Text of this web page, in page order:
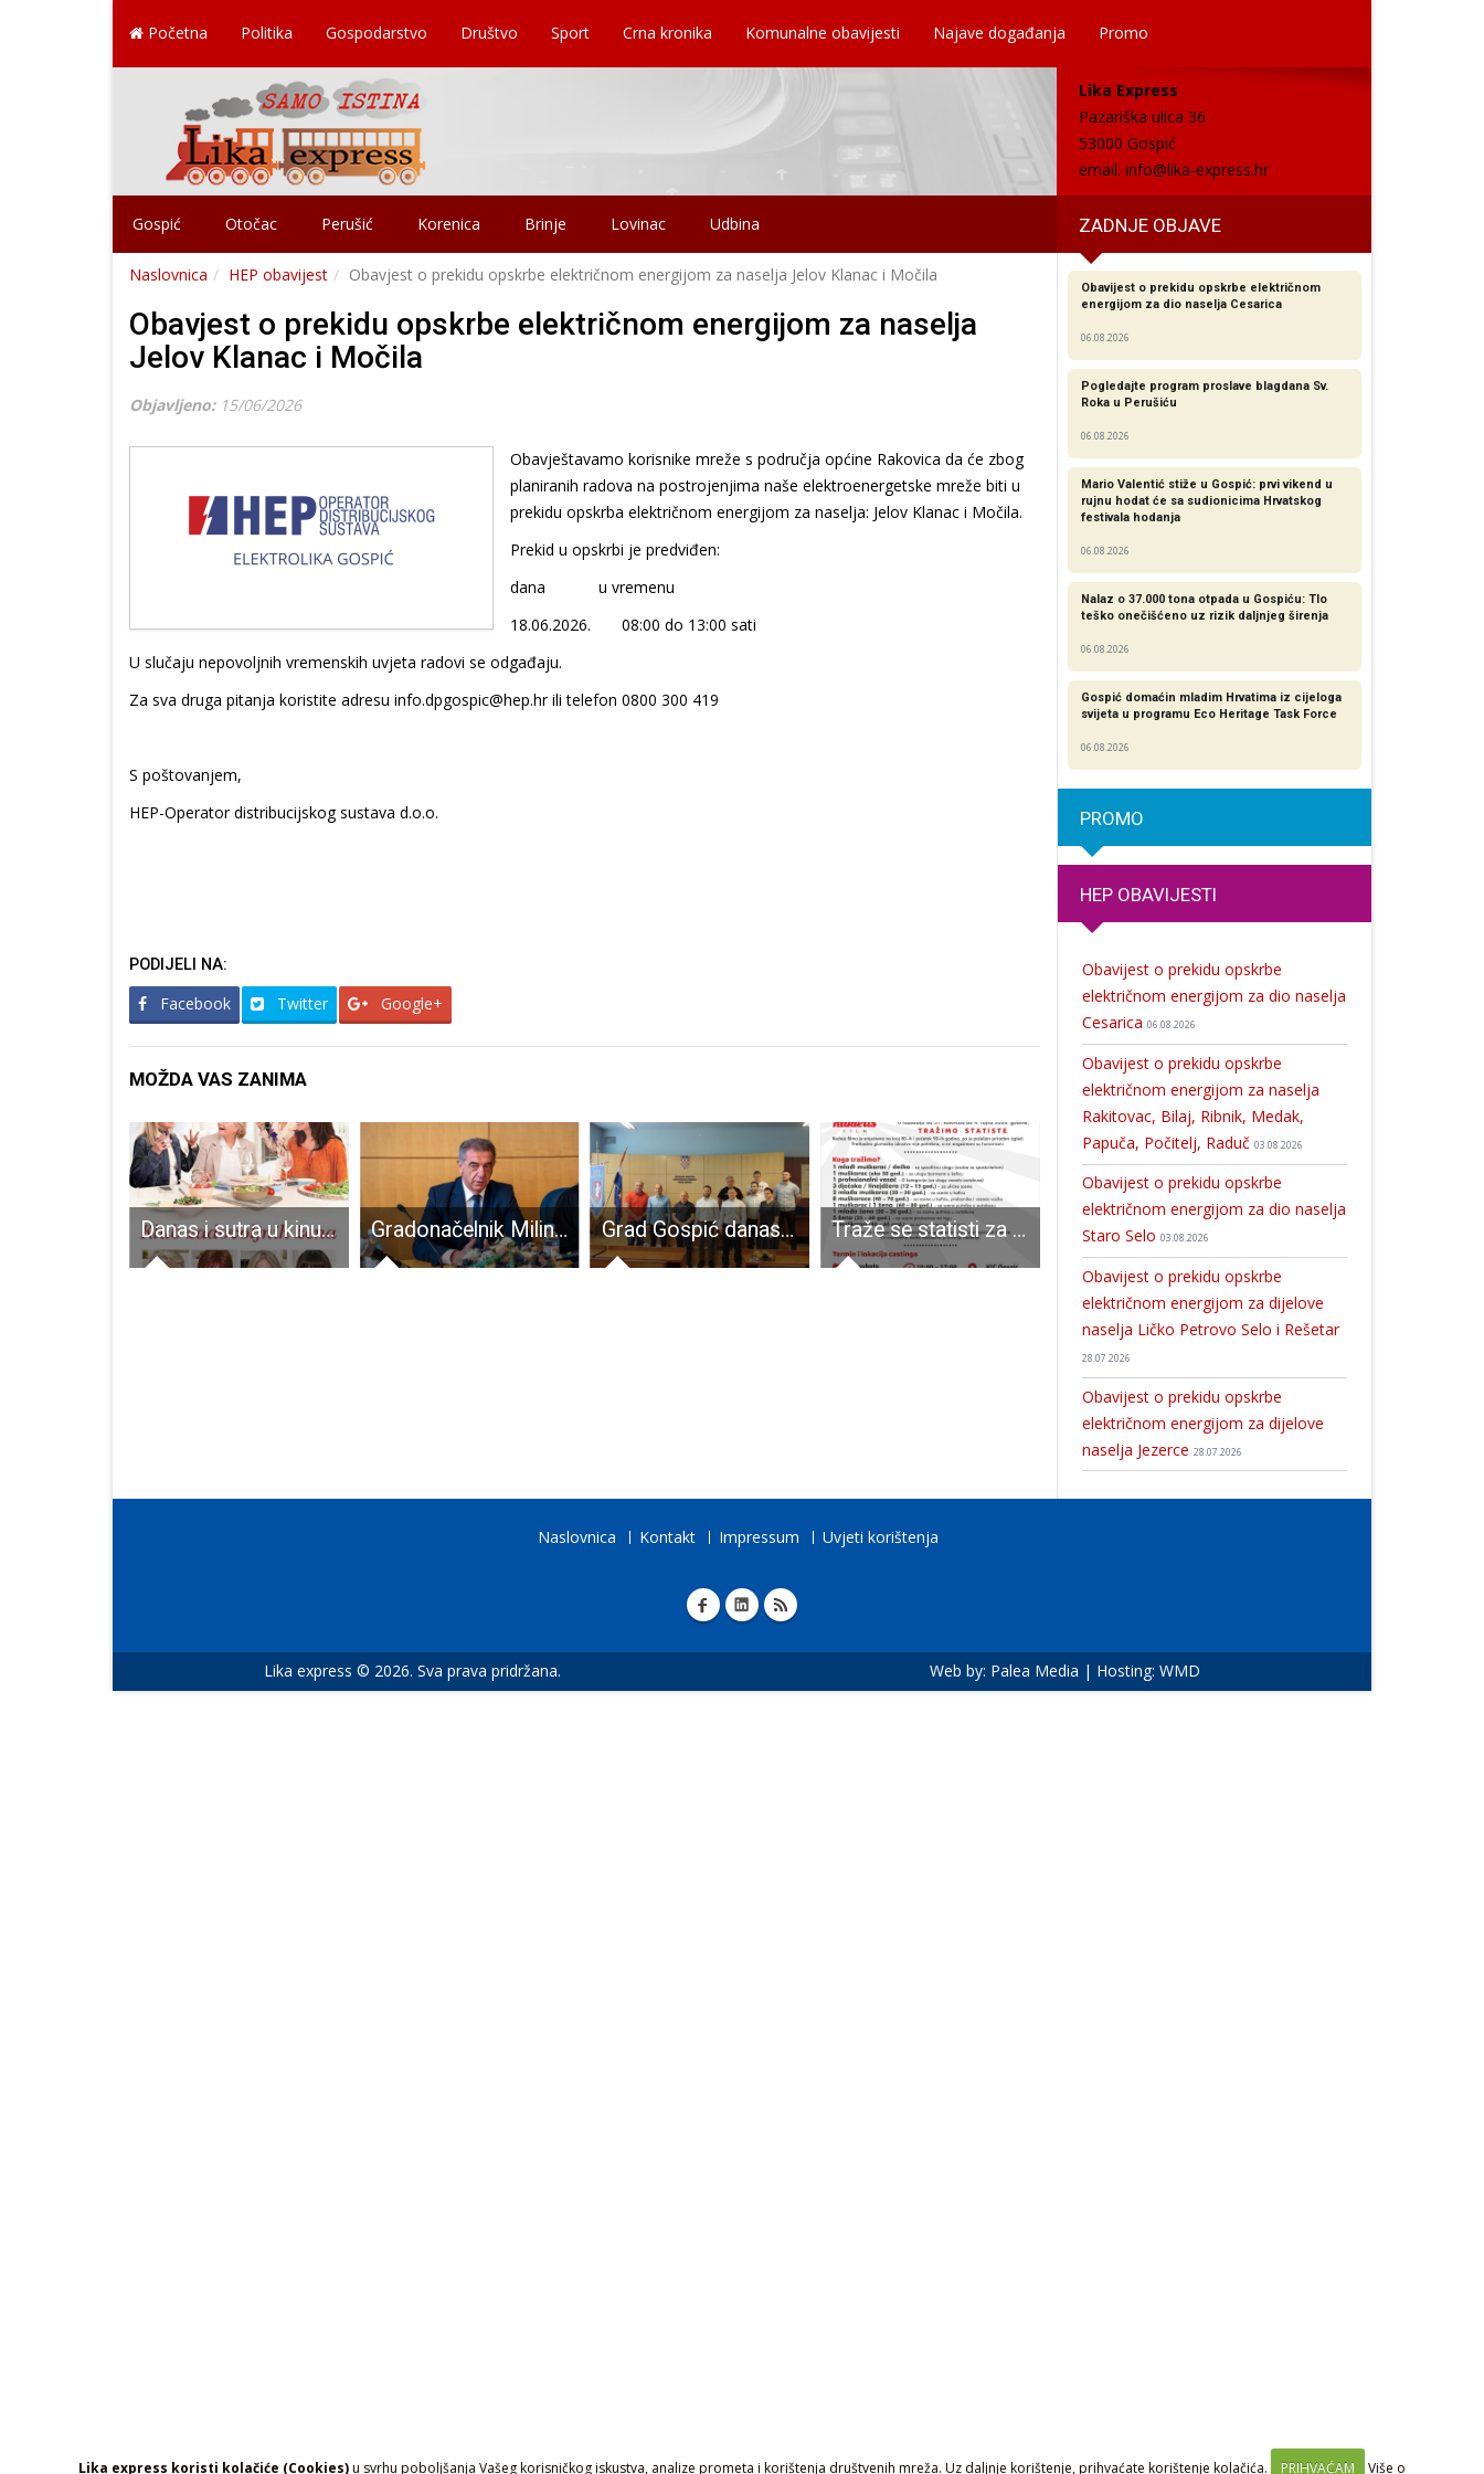
Lika express koristi kolačiće (Cookies)u svrhu poboljšanja Vašeg korisničkog iskustva, analize prometa i korištenja društvenih mreža. Uz daljnje korištenje, prihvaćate korištenje kolačića. PRIHVAĆAM Više o
Početna Politika Gospodarstvo Društvo Sport Crna kronika Komunalne obavijesti Najave događanja Promo
Lika Express
Pazariška ulica 36
53000 Gospić
email: info@lika-express.hr
Gospić Otočac Perušić Korenica Brinje Lovinac Udbina ZADNJE OBJAVE
Naslovnica HEP obavijest Obavjest o prekidu opskrbe električnom energijom za naselja Jelov Klanac i Močila
Obavjest o prekidu opskrbe električnom energijom za naselja
Jelov Klanac i Močila
Objavljeno: 15/06/2026
Obavještavamo korisnike mreže s područja općine Rakovica da će zbog
planiranih radova na postrojenjima naše elektroenergetske mreže biti u
prekidu opskrba električnom energijom za naselja: Jelov Klanac i Močila.
Prekid u opskrbi je predviđen:
dana u vremenu
18.06.2026. 08:00 do 13:00 sati
U slučaju nepovoljnih vremenskih uvjeta radovi se odgađaju.
Za sva druga pitanja koristite adresu info.dpgospic@hep.hr ili telefon 0800 300 419
S poštovanjem,
HEP-Operator distribucijskog sustava d.o.o.
PODIJELI NA:
Facebook Twitter Google+
MOŽDA VAS ZANIMA
Danas i sutra u kinu Korzo hit komedija Klub zadovoljnih žena!!! Gradonačelnik Milinović naložio sanaciju otpada u Ličkom Osiku, o svemu obaviješten Državni inspektorat Grad Gospić danas je postao bogatiji za još jedan sportski klub – Gimnastički klub “Lički sokol”. Traže se statisti za snimanje filma: Postani dio filmske priče!
Obavijest o prekidu opskrbe električnom
energijom za dio naselja Cesarica
06.08.2026
Pogledajte program proslave blagdana Sv.
Roka u Perušiću
06.08.2026
Mario Valentić stiže u Gospić: prvi vikend u
rujnu hodat će sa sudionicima Hrvatskog
festivala hodanja
06.08.2026
Nalaz o 37.000 tona otpada u Gospiću: Tlo
teško onečišćeno uz rizik daljnjeg širenja
06.08.2026
Gospić domaćin mladim Hrvatima iz cijeloga
svijeta u programu Eco Heritage Task Force
06.08.2026
PROMO
HEP OBAVIJESTI
Obavijest o prekidu opskrbe
električnom energijom za dio naselja
Cesarica 06.08.2026
Obavijest o prekidu opskrbe
električnom energijom za naselja
Rakitovac, Bilaj, Ribnik, Medak,
Papuča, Počitelj, Raduč 03.08.2026
Obavijest o prekidu opskrbe
električnom energijom za dio naselja
Staro Selo 03.08.2026
Obavijest o prekidu opskrbe
električnom energijom za dijelove
naselja Ličko Petrovo Selo i Rešetar
28.07.2026
Obavijest o prekidu opskrbe
električnom energijom za dijelove
naselja Jezerce 28.07.2026
Naslovnica Kontakt Impressum Uvjeti korištenja
Lika express © 2026. Sva prava pridržana. Web by: Palea Media | Hosting: WMD